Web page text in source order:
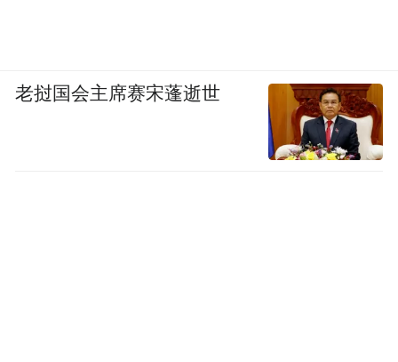
老挝国会主席赛宋蓬逝世